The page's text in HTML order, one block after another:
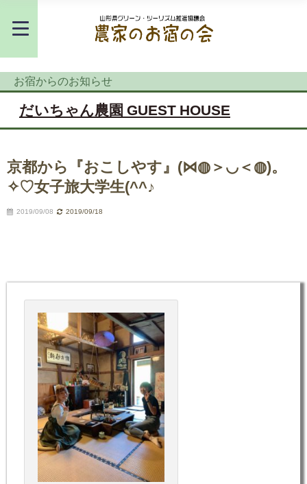
お宿からのお知らせ
だいちゃん農園 GUEST HOUSE
京都から『おこしやす』(⋈◍＞◡＜◍)。
✧♡女子旅大学生(^^♪
2019/09/08 2019/09/18